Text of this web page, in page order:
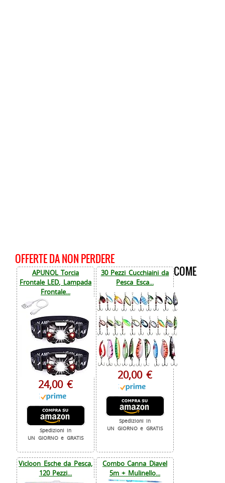
OFFERTE DA NON PERDERE
APUNOL Torcia
Frontale LED, Lampada
Frontale...
24,00 €
Spedizioni in
UN GIORNO e GRATIS
30 Pezzi Cucchiaini da
Pesca Esca...
20,00 €
Spedizioni in
UN GIORNO e GRATIS
Vicloon Esche da Pesca,
120 Pezzi...
Combo Canna Diavel
5m + Mulinello...
COME